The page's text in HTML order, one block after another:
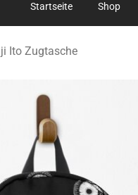
Startseite Shop
Ito Zugtasche